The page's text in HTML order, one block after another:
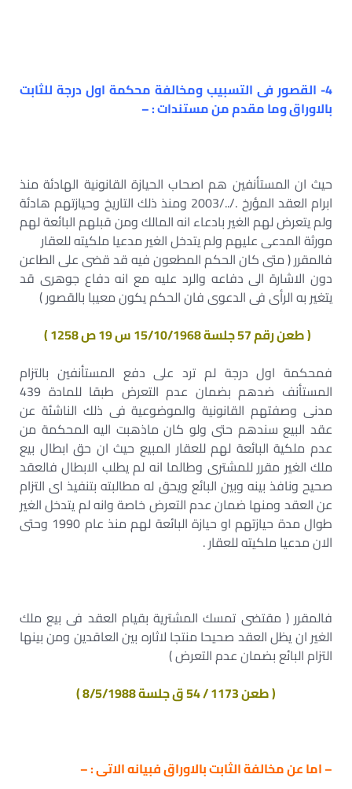
4- القصور فى التسبيب ومخالفة محكمة اول درجة للثابت
بالاوراق وما مقدم من مستندات : –
حيث ان المستأنفين هم اصحاب الحيازة القانونية الهادئة منذ
ابرام العقد المؤرخ ./../2003 ومنذ ذلك التاريخ وحيازتهم هادئة
ولم يتعرض لهم الغير بادعاء انه المالك ومن قبلهم البائعة لهم
مورثة المدعى عليهم ولم يتدخل الغير مدعيا ملكيته للعقار
فالمقرر ( متى كان الحكم المطعون فيه قد قضى على الطاعن
دون الاشارة الى دفاعه والرد عليه مع انه دفاع جوهرى قد
يتغير به الرأى فى الدعوى فان الحكم يكون معيبا بالقصور )
( طعن رقم 57 جلسة 15/10/1968 س 19 ص 1258 )
فمحكمة اول درجة لم ترد على دفع المستأنفين بالتزام
المستأنف ضدهم بضمان عدم التعرض طبقا للمادة 439
مدنى وصفتهم القانونية والموضوعية فى ذلك الناشئة عن
عقد البيع سندهم حتى ولو كان ماذهبت اليه المحكمة من
عدم ملكية البائعة لهم للعقار المبيع حيث ان حق ابطال بيع
ملك الغير مقرر للمشترى وطالما انه لم يطلب الابطال فالعقد
صحيح ونافذ بينه وبين البائع ويحق له مطالبته بتنفيذ اى التزام
عن العقد ومنها ضمان عدم التعرض خاصة وانه لم يتدخل الغير
طوال مدة حيازتهم او حيازة البائعة لهم منذ عام 1990 وحتى
الان مدعيا ملكيته للعقار .
فالمقرر ( مقتضى تمسك المشترية بقيام العقد فى بيع ملك
الغير ان يظل العقد صحيحا منتجا لاثاره بين العاقدين ومن بينها
التزام البائع بضمان عدم التعرض )
( طعن 1173 / 54 ق جلسة 8/5/1988 )
– اما عن مخالفة الثابت بالاوراق فبيانه الاتى : –